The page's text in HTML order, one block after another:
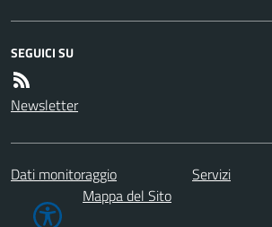
SEGUICI SU
Newsletter
Dati monitoraggio Servizi
Mappa del Sito